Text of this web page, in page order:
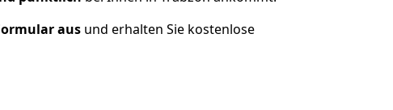
aus und erhalten Sie kostenlose